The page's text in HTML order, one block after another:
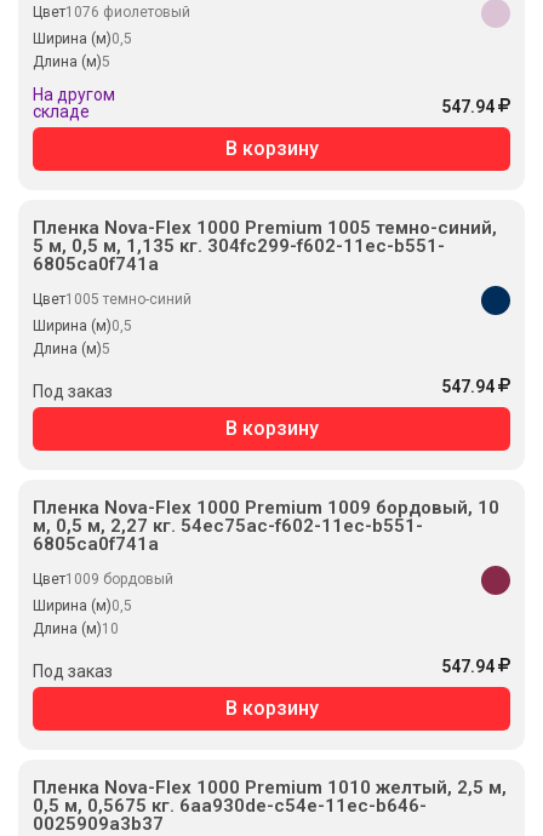
Цвет1076 фиолетовый
Ширина (м)0,5
Длина (м)5
На другом
складе
547.94
В корзину
Пленка Nova-Flex 1000 Premium 1005 темно-синий,
5 м, 0,5 м, 1,135 кг. 304fc299-f602-11ec-b551-
6805ca0f741a
Цвет1005 темно-синий
Ширина (м)0,5
Длина (м)5
Под заказ 547.94
В корзину
Пленка Nova-Flex 1000 Premium 1009 бордовый, 10
м, 0,5 м, 2,27 кг. 54ec75ac-f602-11ec-b551-
6805ca0f741a
Цвет1009 бордовый
Ширина (м)0,5
Длина (м)10
Под заказ 547.94
В корзину
Пленка Nova-Flex 1000 Premium 1010 желтый, 2,5 м,
0,5 м, 0,5675 кг. 6aa930de-c54e-11ec-b646-
0025909a3b37